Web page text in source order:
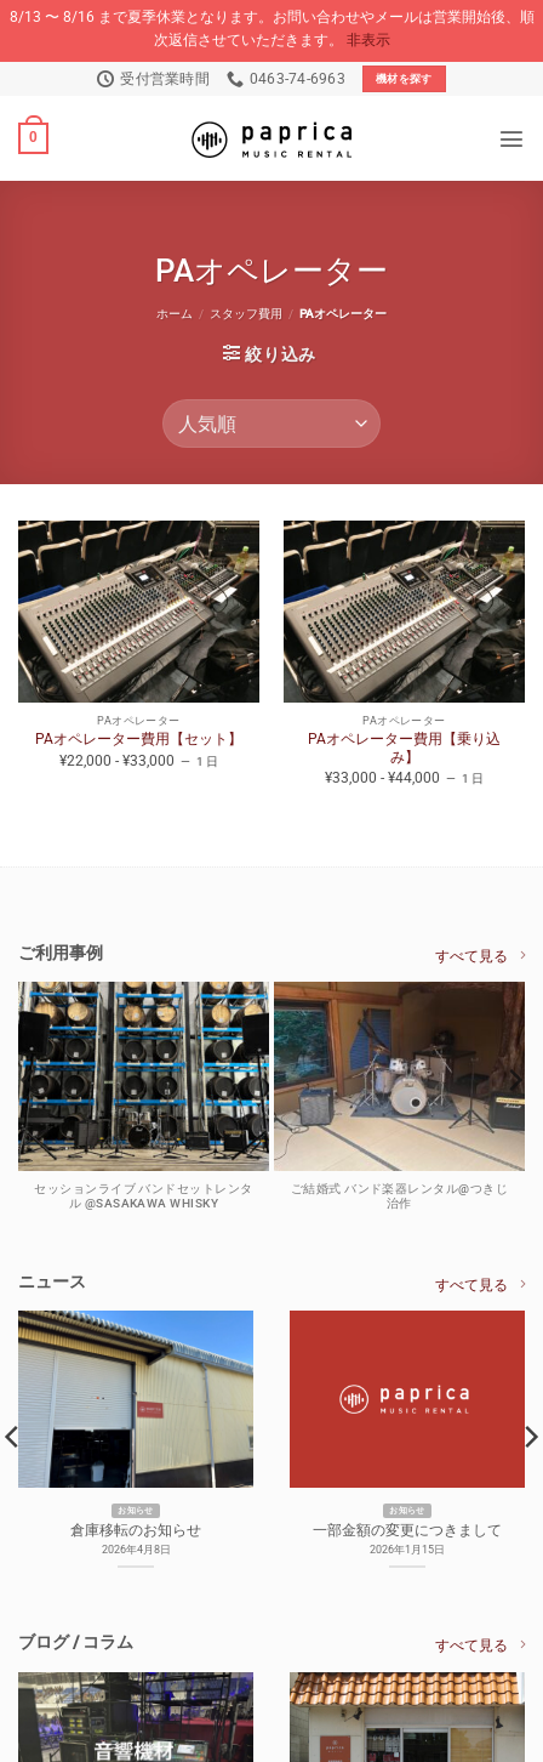
8/13 〜 8/16 まで夏季休業となります。お問い合わせやメールは営業開始後、順
次返信させていただきます。 非表示
content
受付営業時間 0463-74-6963 機材を探す
0
PAオペレーター
ホーム / スタッフ費用 / PAオペレーター
絞り込み
PAオペレーター
PAオペレーター費用【セット】
¥22,000 - ¥33,000
1 日
PAオペレーター
PAオペレーター費用【乗り込
み】
¥33,000 - ¥44,000
1 日
ご利用事例 すべて見る
セッションライブ バンドセットレンタ
ル @SASAKAWA WHISKY
ご結婚式 バンド楽器レンタル@つきじ
治作
ニュース すべて見る
お知らせ
倉庫移転のお知らせ
2026年4月8日
お知らせ
一部金額の変更につきまして
2026年1月15日
ブログ / コラム すべて見る